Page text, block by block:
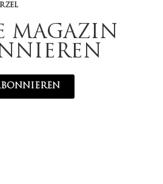
MAGAZIN